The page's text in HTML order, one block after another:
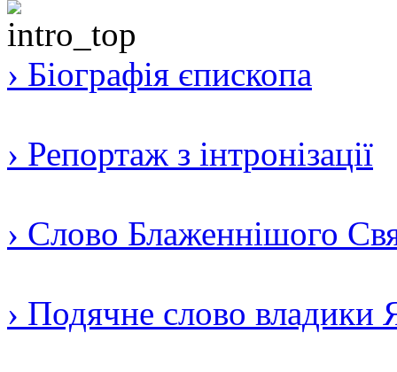
› Біографія єпископа
› Репортаж з інтронізації
› Слово Блаженнішого
› Подячне слово владики